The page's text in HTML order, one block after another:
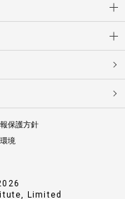
保護方針
境
Limited